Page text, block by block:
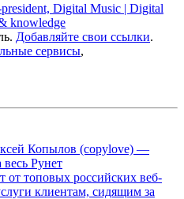
Digital Music | Digital
knowledge
Добавляйте свои ссылки.
сервисы,
Копылов (copylove) —
Рунет
топовых российских веб-
клиентам, сидящим за